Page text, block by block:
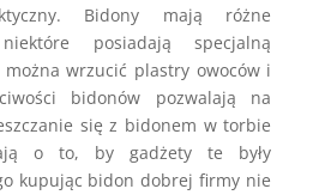
Bidony mają różne
posiadają specjalną
wrzucić plastry owoców i
bidonów pozwalają na
się z bidonem w torbie
o to, by gadżety te były
kupując bidon dobrej firmy nie